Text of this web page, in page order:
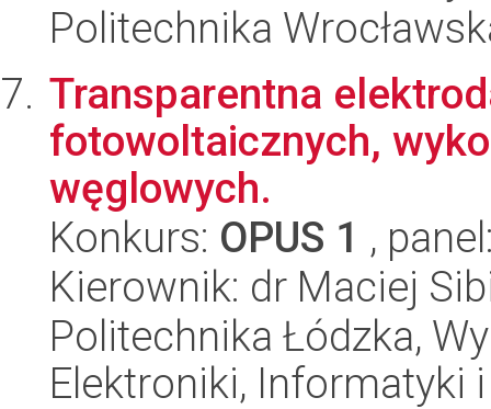
Politechnika
Transparentna
fotowoltaicznych,
węglowych.
Konkurs: OPUS 1 ,
Kierownik: dr Maciej
Politechnika Łódzka,
Elektroniki, Informatyki